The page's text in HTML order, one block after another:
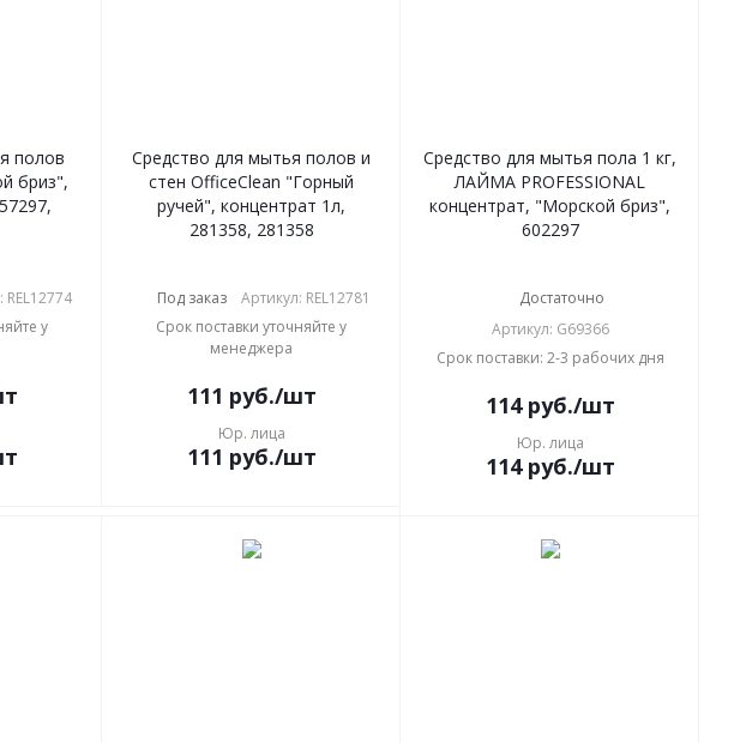
полов
бриз",
REL12774
у
Средство для мытья полов и
стен OfficeClean "Горный
ручей", концентрат 1л,
281358, 281358
Под заказ
Артикул: REL12781
Срок поставки уточняйте у
менеджера
111 руб./шт
Юр. лица
111 руб./шт
Средство для мытья пола 1 кг,
ЛАЙМА PROFESSIONAL
концентрат, "Морской бриз",
602297
Достаточно
Артикул: G69366
Срок поставки: 2-3 рабочих дня
114руб./шт
Юр. лица
114руб./шт